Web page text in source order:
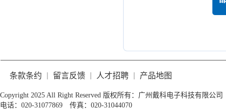
条款条约 留言反馈 人才招聘 产品地图
Copyright 2025 All Right Reserved 版权所有：广州戴科电子科技有限公司
电话：020-31077869 传真：020-31044070